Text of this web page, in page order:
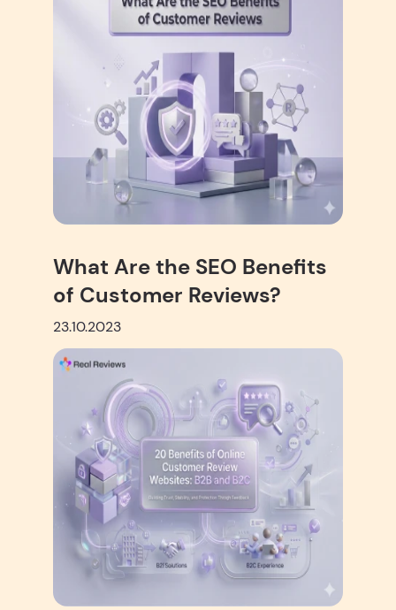
What Are the SEO Benefits
of Customer Reviews?
23.10.2023